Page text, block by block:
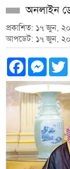
অনলাইন
প্রকাশিত: ১৭ জুন,
আপডেট: ১৭ জুন,